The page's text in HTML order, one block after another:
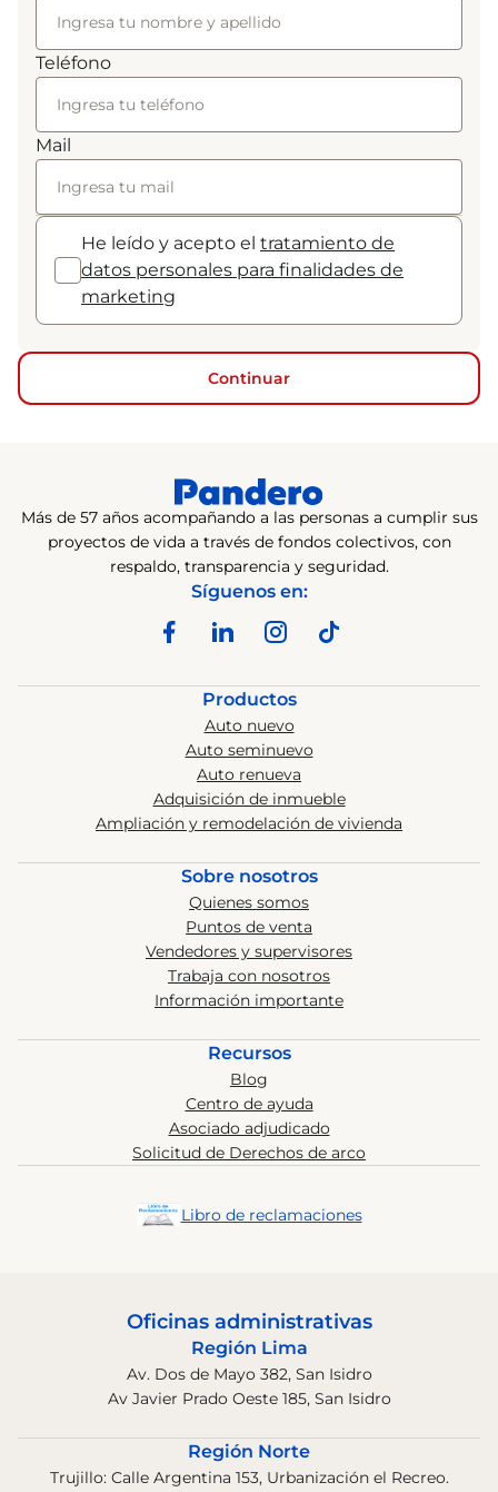
Teléfono
Mail
He leído y acepto el tratamiento de
datos personales para finalidades de
marketing
Continuar
Más de 57 años acompañando a las personas a cumplir sus
proyectos de vida a través de fondos colectivos, con
respaldo, transparencia y seguridad.
Síguenos en:
Productos
Auto nuevo
Auto seminuevo
Auto renueva
Adquisición de inmueble
Ampliación y remodelación de vivienda
Sobre nosotros
Quienes somos
Puntos de venta
Vendedores y supervisores
Trabaja con nosotros
Información importante
Recursos
Blog
Centro de ayuda
Asociado adjudicado
Solicitud de Derechos de arco
Libro de reclamaciones
Oficinas administrativas
Región Lima
Av. Dos de Mayo 382, San Isidro
Av Javier Prado Oeste 185, San Isidro
Región Norte
Trujillo: Calle Argentina 153, Urbanización el Recreo.